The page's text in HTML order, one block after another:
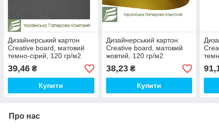
Дизайнерський картон
Creative board, матовий
темно-сірий, 120 гр/м2
39,46 ₴
Купити
Дизайнерський картон
Creative board, матовий
жовтий, 120 гр/м2
38,23₴
Купити
Про нас